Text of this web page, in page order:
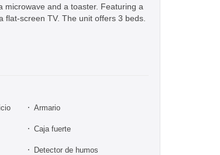
microwave and a toaster. Featuring a
screen TV. The unit offers 3 beds.
Armario
Caja fuerte
Detector de humos